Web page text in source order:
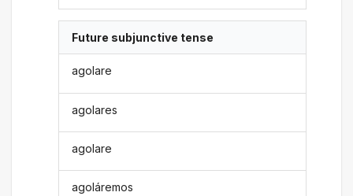
Future subjunctive tense
agolare
agolares
agolare
agoláremos